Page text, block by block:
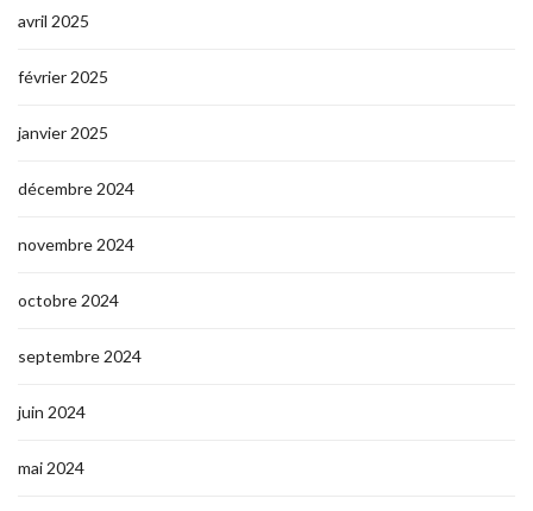
avril 2025
février 2025
janvier 2025
décembre 2024
novembre 2024
octobre 2024
septembre 2024
juin 2024
mai 2024